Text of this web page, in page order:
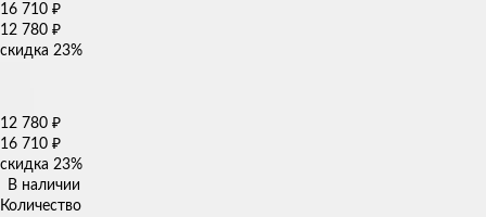
16 710 ₽
12 780 ₽
скидка 23%
12 780 ₽
16 710 ₽
скидка 23%
В наличии
Количество